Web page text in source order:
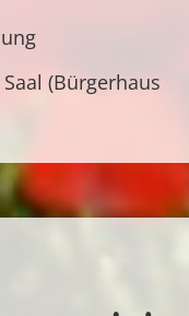
(Bürgerhaus